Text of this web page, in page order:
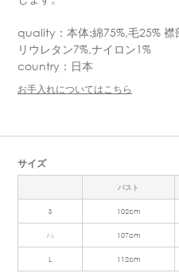
quality：本体:綿75%,毛25% 襟
リウレタン7%,ナイロン1%
country：日本
お手入れについてはこちら
サイズ
バスト
S 102cm
M 107cm
L 112cm